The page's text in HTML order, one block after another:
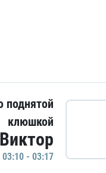
поднятой
клюшкой
- 03:17